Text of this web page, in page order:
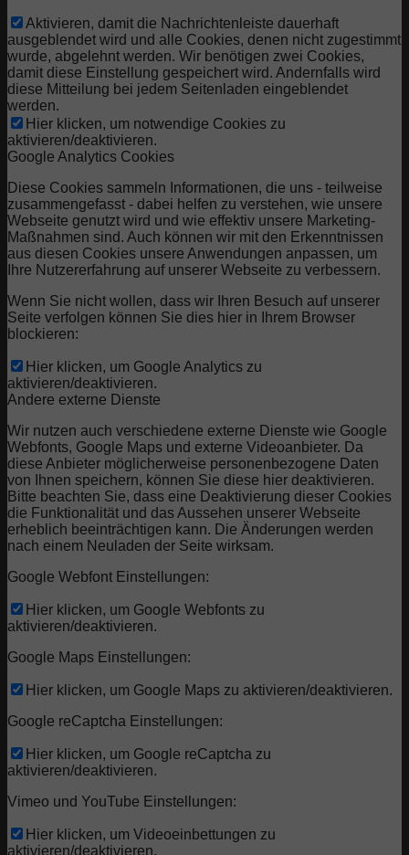
Aktivieren, damit die Nachrichtenleiste dauerhaft
ausgeblendet wird und alle Cookies, denen nicht zugestimmt
wurde, abgelehnt werden. Wir benötigen zwei Cookies,
damit diese Einstellung gespeichert wird. Andernfalls wird
diese Mitteilung bei jedem Seitenladen eingeblendet
werden.
Hier klicken, um notwendige Cookies zu
aktivieren/deaktivieren.
Google Analytics Cookies
Diese Cookies sammeln Informationen, die uns - teilweise
zusammengefasst - dabei helfen zu verstehen, wie unsere
Webseite genutzt wird und wie effektiv unsere Marketing-
Maßnahmen sind. Auch können wir mit den Erkenntnissen
aus diesen Cookies unsere Anwendungen anpassen, um
Ihre Nutzererfahrung auf unserer Webseite zu verbessern.
Wenn Sie nicht wollen, dass wir Ihren Besuch auf unserer
Seite verfolgen können Sie dies hier in Ihrem Browser
blockieren:
Hier klicken, um Google Analytics zu
aktivieren/deaktivieren.
Andere externe Dienste
Wir nutzen auch verschiedene externe Dienste wie Google
Webfonts, Google Maps und externe Videoanbieter. Da
diese Anbieter möglicherweise personenbezogene Daten
von Ihnen speichern, können Sie diese hier deaktivieren.
Bitte beachten Sie, dass eine Deaktivierung dieser Cookies
die Funktionalität und das Aussehen unserer Webseite
erheblich beeinträchtigen kann. Die Änderungen werden
nach einem Neuladen der Seite wirksam.
Google Webfont Einstellungen:
Hier klicken, um Google Webfonts zu
aktivieren/deaktivieren.
Google Maps Einstellungen:
Hier klicken, um Google Maps zu aktivieren/deaktivieren.
Google reCaptcha Einstellungen:
Hier klicken, um Google reCaptcha zu
aktivieren/deaktivieren.
Vimeo und YouTube Einstellungen:
Hier klicken, um Videoeinbettungen zu
aktivieren/deaktivieren.